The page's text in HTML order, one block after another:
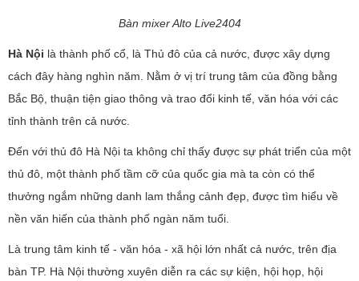
Bàn mixer Alto Live2404
Hà Nội là thành phố cổ, là Thủ đô của cả nước, được xây dựng
cách đây hàng nghìn năm. Nằm ở vị trí trung tâm của đồng bằng
Bắc Bộ, thuận tiện giao thông và trao đổi kinh tế, văn hóa với các
tỉnh thành trên cả nước.
Đến với thủ đô Hà Nội ta không chỉ thấy được sự phát triển của một
thủ đô, một thành phố tầm cỡ của quốc gia mà ta còn có thể
thưởng ngắm những danh lam thắng cảnh đẹp, được tìm hiểu về
nền văn hiến của thành phố ngàn năm tuổi.
Là trung tâm kinh tế - văn hóa - xã hội lớn nhất cả nước, trên địa
bàn TP. Hà Nội thường xuyên diễn ra các sự kiện, hội họp, hội